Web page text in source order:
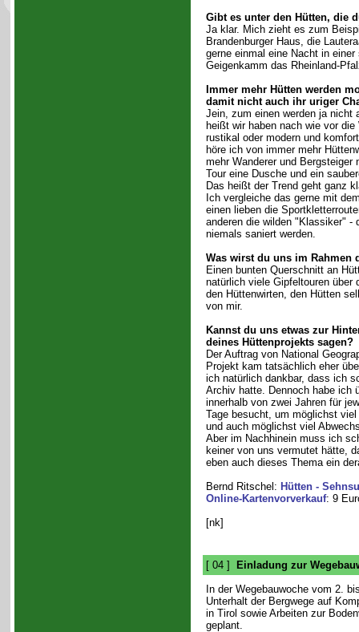
Gibt es unter den Hütten, die
Ja klar. Mich zieht es zum
Brandenburger Haus, die
gerne einmal eine Nacht in
Geigenkamm das Rheinland-
Immer mehr Hütten werden
damit nicht auch ihr uriger
Jein, zum einen werden ja nicht
heißt wir haben nach wie vor die
rustikal oder modern und
höre ich von immer mehr
mehr Wanderer und Bergsteiger
Tour eine Dusche und ein
Das heißt der Trend geht ganz
Ich vergleiche das gerne mit
einen lieben die
anderen die wilden "Klassiker" -
niemals saniert werden.
Was wirst du uns im Rahmen
Einen bunten Querschnitt an
natürlich viele Gipfeltouren über
den Hüttenwirten, den Hütten
von mir.
Kannst du uns etwas zur
deines Hüttenprojekts sagen?
Der Auftrag von National
Projekt kam tatsächlich eher
ich natürlich dankbar, dass ich
Archiv hatte. Dennoch habe ich
innerhalb von zwei Jahren für
Tage besucht, um möglichst
und auch möglichst viel
Aber im Nachhinein muss ich
keiner von uns vermutet hätte,
eben auch dieses Thema ein
Bernd Ritschel: Hütten -
Online-Kartenvorverkauf: 9
[nk]
[ 04 ]
Einladung zur
In der Wegebauwoche vom 2.
Unterhalt der Bergwege auf
in Tirol sowie Arbeiten zur
geplant.